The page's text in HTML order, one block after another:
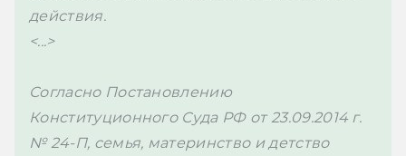
действия.
<...>
Согласно Постановлению
Конституционного Суда РФ от 23.09.2014 г.
№ 24-П, семья, материнство и детство